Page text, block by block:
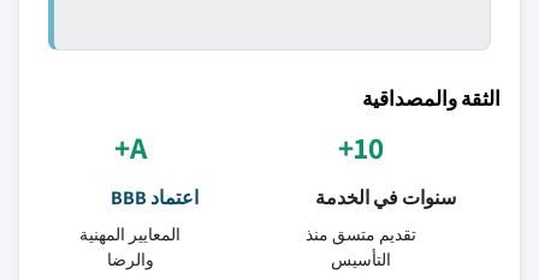
الثقة والمصداقية
10+
سنوات في الخدمة
تقديم متسق منذ
التأسيس
A+
اعتماد BBB
المعايير المهنية
والرضا